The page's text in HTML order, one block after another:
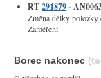
RT291879-
Změna délky položky
Zaměření
Borec nakonec